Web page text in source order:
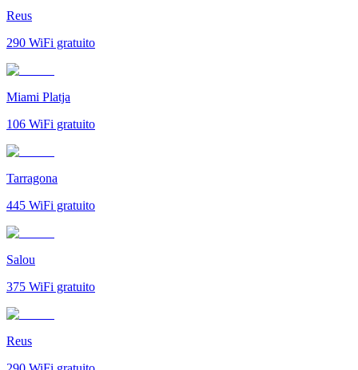
Reus
290 WiFi gratuito
Miami Platja
106 WiFi gratuito
Tarragona
445 WiFi gratuito
Salou
375 WiFi gratuito
Reus